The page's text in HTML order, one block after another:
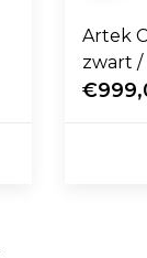
Artek
zwart